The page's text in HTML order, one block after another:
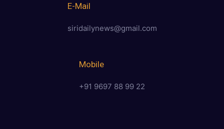
E-Mail
siridailynews@gmail.com
Mobile
+91 9697 88 99 22